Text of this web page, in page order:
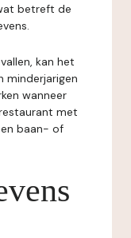
betreft de
kan het
minderjarigen
wanneer
met
baan- of